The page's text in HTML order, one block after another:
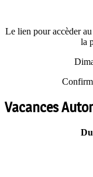
Le lien pour accèder
la
Vacances